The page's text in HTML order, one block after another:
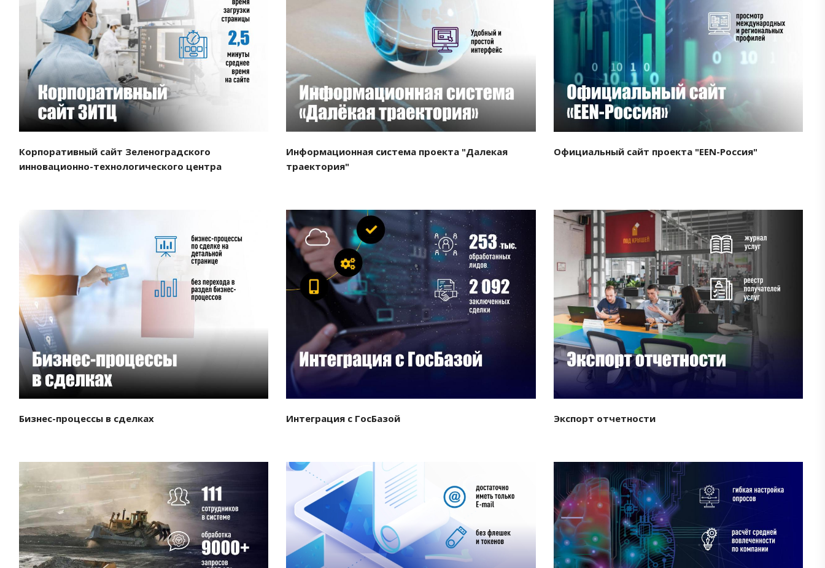
Смотреть проект
Корпоративный сайт Зеленоградского
инновационно-технологического центра
Смотреть проект
Информационная система проекта "Далекая
траектория"
Смотреть проект
Официальный сайт проекта "EEN-Россия"
Бизнес-процессы в сделках
Смотреть проект
Интеграция с ГосБазой
Смотреть проект
Экспорт отчетности
Смотреть проект Смотреть проект Смотреть проект